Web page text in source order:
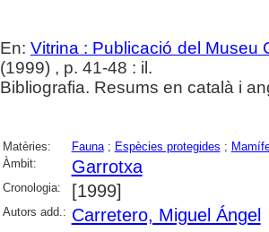
En: Vitrina : Publicació del Museu
(1999) , p. 41-48 : il.
Bibliografia. Resums en català i
Matèries: Fauna; Espècies protegides ;
Àmbit:
Garrotxa
Cronologia: [1999]
Autors add.: Carretero, Miguel Ángel